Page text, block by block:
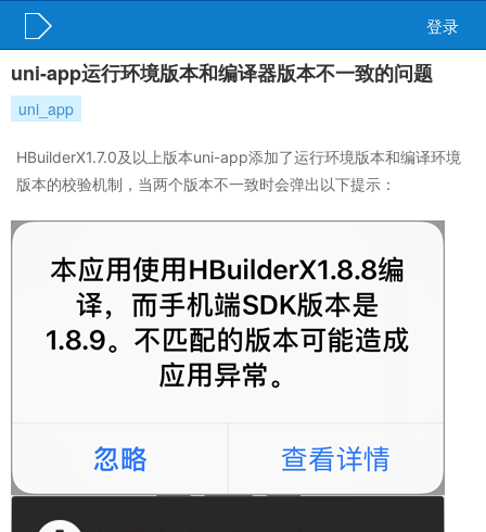
登录
uni-app运行环境版本和编译器版本不一致的问题
uni_app
HBuilderX1.7.0及以上版本uni-app添加了运行环境版本和编译环境
版本的校验机制，当两个版本不一致时会弹出以下提示：